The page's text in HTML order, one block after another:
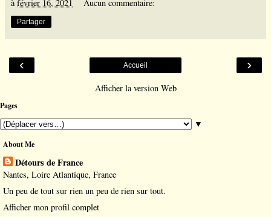
àfévrier 16, 2021 Aucun commentaire:
Partager
‹ ›
Accueil
Afficher la version Web
Pages
▼
About Me
Détours de France
Nantes, Loire Atlantique, France
Un peu de tout sur rien un peu de rien sur tout.
Afficher mon profil complet